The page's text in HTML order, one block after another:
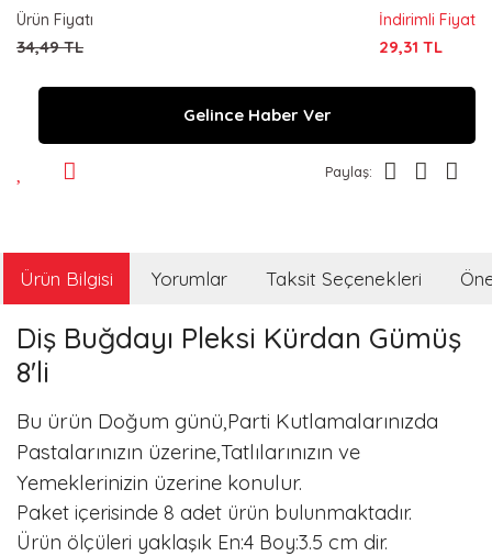
Ürün Fiyatı
34,49 TL
İndirimli Fiyat
29,31 TL
Gelince Haber Ver
Paylaş:
Ürün Bilgisi Yorumlar Taksit Seçenekleri
Diş Buğdayı Pleksi Kürdan Gümüş
8'li
Bu ürün Doğum günü,Parti Kutlamalarınızda
Pastalarınızın üzerine,Tatlılarınızın ve
Yemeklerinizin üzerine konulur.
Paket içerisinde 8 adet ürün bulunmaktadır.
Ürün ölçüleri yaklaşık En:4 Boy:3.5 cm dir.